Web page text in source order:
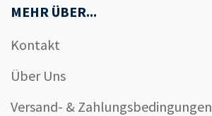
MEHR ÜBER...
Kontakt
Über Uns
Versand- & Zahlungsbedingungen